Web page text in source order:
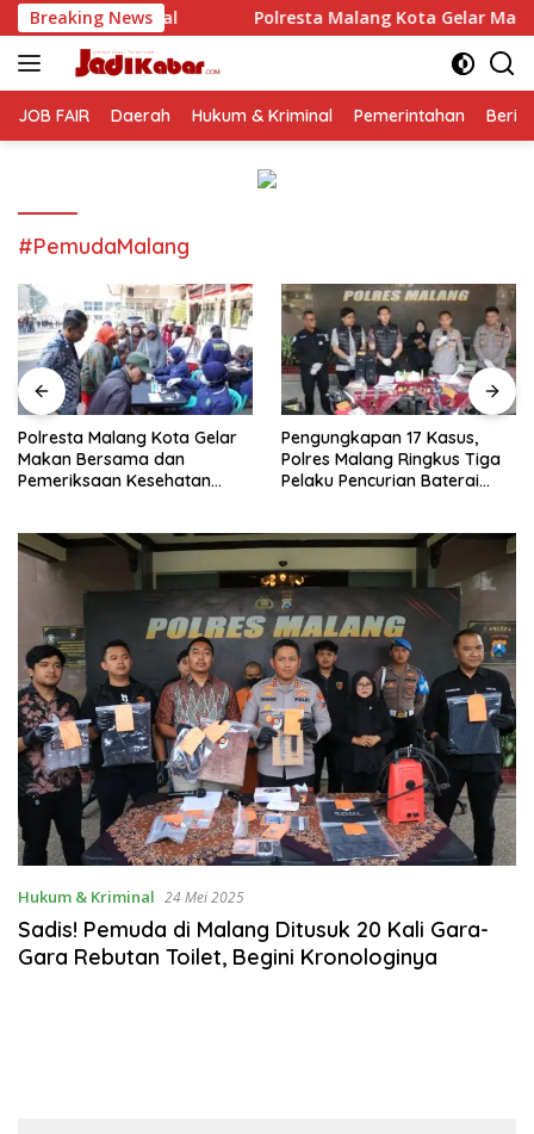
Langsung
ke
konten
Breaking News
Polresta Malang Kota Gelar Makan Bersama dan
JOB FAIR Daerah Hukum & Kriminal Pemerintahan
#PemudaMalang
Polresta Malang Kota Gelar
Makan Bersama dan
Pemeriksaan Kesehatan
Pengungkapan 17 Kasus,
Polres Malang Ringkus Tiga
Pelaku Pencurian Baterai
Hukum & Kriminal 24 Mei 2025
Sadis! Pemuda di Malang Ditusuk 20 Kali Gara-
Gara Rebutan Toilet, Begini Kronologinya